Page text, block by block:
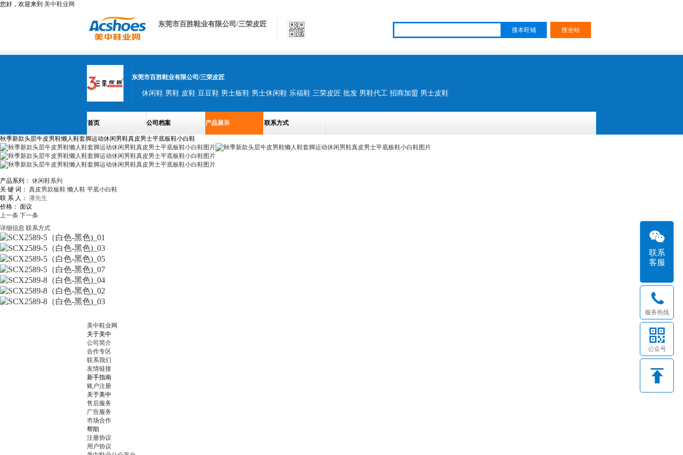
您好，欢迎来到 美中鞋业网
东莞市百胜鞋业有限公司/三荣皮匠
东莞市百胜鞋业有限公司/三荣皮匠
休闲鞋 男鞋 皮鞋 豆豆鞋 男士板鞋 男士休闲鞋 乐福鞋 三荣皮匠 批发 男鞋代工 招商加盟 男士皮鞋
首页 公司档案 产品展示 联系方式
秋季新款头层牛皮男鞋懒人鞋套脚运动休闲男鞋真皮男士平底板鞋小白鞋
产品系列： 休闲鞋系列
关 键 词： 真皮男款板鞋 懒人鞋 平底小白鞋
联 系 人： 潘先生
价格： 面议
上一条 下一条
详细信息 联系方式
美中鞋业网
关于美中
公司简介
合作专区
联系我们
友情链接
新手指南
账户注册
关于美中
售后服务
广告服务
市场合作
帮助
注册协议
用户协议
联系
客服
服务热线
公众号